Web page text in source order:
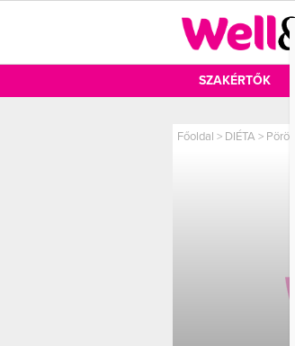
SZAKÉRTŐK
Főoldal > DIÉTA >